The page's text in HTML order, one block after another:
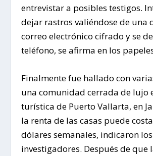
entrevistar a posibles testigos.
dejar rastros valiéndose de una
correo electrónico cifrado y se
teléfono, se afirma en los
Finalmente fue hallado con
una comunidad cerrada de lujo
turística de Puerto Vallarta, en
la renta de las casas puede
dólares semanales, indicaron los
investigadores. Después de que